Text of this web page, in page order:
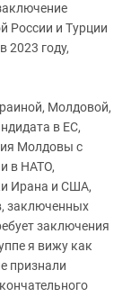
России и Турции
2023 году,
Молдовой,
в ЕС,
Молдовы с
в НАТО,
Ирана и США,
заключенных
заключения
я вижу как
признали